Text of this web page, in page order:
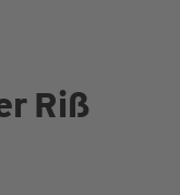
Riß